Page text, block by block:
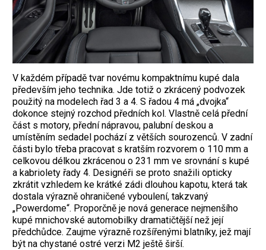
V každém případě tvar novému kompaktnímu kupé dala
především jeho technika. Jde totiž o zkrácený podvozek
použitý na modelech řad 3 a 4. S řadou 4 má „dvojka“
dokonce stejný rozchod předních kol. Vlastně celá přední
část s motory, přední nápravou, palubní deskou a
umístěním sedadel pochází z větších sourozenců. V zadní
části bylo třeba pracovat s kratším rozvorem o 110 mm a
celkovou délkou zkrácenou o 231 mm ve srovnání s kupé
a kabriolety řady 4. Designéři se proto snažili opticky
zkrátit vzhledem ke krátké zádi dlouhou kapotu, která tak
dostala výrazně ohraničené vyboulení, takzvaný
„Powerdome“. Proporčně je nová generace nejmenšího
kupé mnichovské automobilky dramatičtější než její
předchůdce. Zaujme výrazně rozšířenými blatníky, jež mají
být na chystané ostré verzi M2 ještě širší.